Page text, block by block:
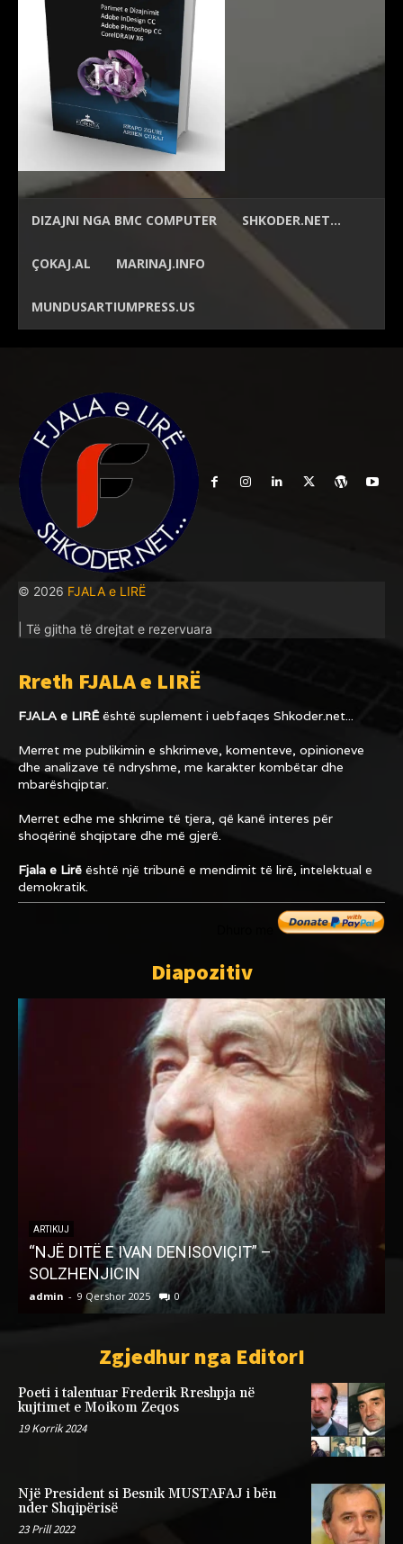
DIZAJNI NGA BMC COMPUTER SHKODER.NET…
ÇOKAJ.AL MARINAJ.INFO
MUNDUSARTIUMPRESS.US
© 2026 FJALA e LIRË
| Të gjitha të drejtat e rezervuara
Rreth FJALA e LIRË
FJALA e LIRËështë suplement i uebfaqes Shkoder.net...
Merret me publikimin e shkrimeve, komenteve, opinioneve
dhe analizave të ndryshme, me karakter kombëtar dhe
mbarëshqiptar.
Merret edhe me shkrime të tjera, që kanë interes për
shoqërinë shqiptare dhe më gjerë.
Fjala e Lirë është një tribunë e mendimit të lirë, intelektual e
demokratik.
Diapozitiv
LETËRSI
Grimca Jete
admin - 4 Janar 2024 0
Zgjedhur nga EditorI
Poeti i talentuar Frederik Rreshpja në
kujtimet e Moikom Zeqos
19 Korrik 2024
Një President si Besnik MUSTAFAJ i bën
nder Shqipërisë
23 Prill 2022